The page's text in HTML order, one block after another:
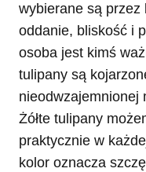
wybierane są przez
oddanie, bliskość i
osoba jest kimś
tulipany są
nieodwzajemnionej
Żółte tulipany
praktycznie w
kolor oznacza